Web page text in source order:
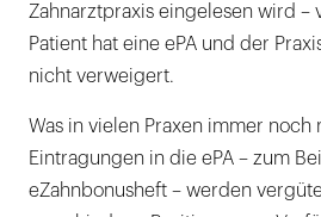
Zahnarztpraxis eingelesen wird –
Patient hat eine ePA und der
nicht verweigert.
Was in vielen Praxen immer noch
Eintragungen in die ePA – zum
eZahnbonusheft – werden